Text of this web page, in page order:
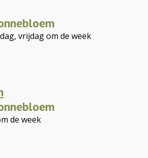
vrijdag om de week
de week